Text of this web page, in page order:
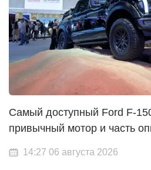
Самый доступный Ford F-
привычный мотор и часть
14:27 06 августа 2026